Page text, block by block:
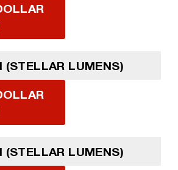
(STELLAR LUMENS)
(STELLAR LUMENS)